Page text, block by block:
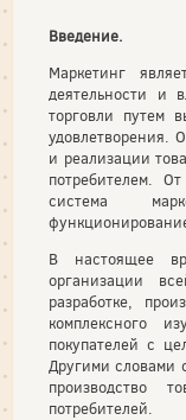
Введение.
Маркетинг
деятельности и
торговли путем
удовлетворения.
и реализации
потребителем.
система
В настоящее
организации
разработке,
комплексного
покупателей с
Другими словами
производство
потребителей.